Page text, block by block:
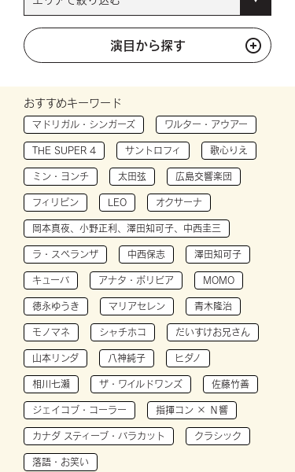
演目から探す
おすすめキーワード
マドリガル・シンガーズ ワルター・アウアー
THE SUPER 4 サントロフィ 歌心りえ
ミン・ヨンチ 太田弦 広島交響楽団
フィリピン LEO オクサーナ
岡本真夜、小野正利、澤田知可子、中西圭三
ラ・スペランザ 中西保志 澤田知可子
キューバ アナタ・ボリビア MOMO
徳永ゆうき マリアセレン 青木隆治
モノマネ シャチホコ だいすけお兄さん
山本リンダ 八神純子 ヒダノ
相川七瀬 ザ・ワイルドワンズ 佐藤竹善
ジェイコブ・コーラー 指揮コン × Ｎ響
カナダ スティーブ・バラカット クラシック
落語・お笑い